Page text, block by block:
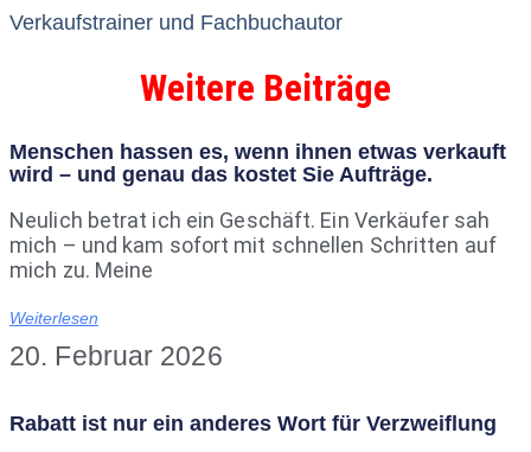
Verkaufstrainer und Fachbuchautor
Weitere Beiträge
Menschen hassen es, wenn ihnen etwas verkauft
wird – und genau das kostet Sie Aufträge.
Neulich betrat ich ein Geschäft. Ein Verkäufer sah
mich – und kam sofort mit schnellen Schritten auf
mich zu. Meine
Weiterlesen
20. Februar 2026
Rabatt ist nur ein anderes Wort für Verzweiflung